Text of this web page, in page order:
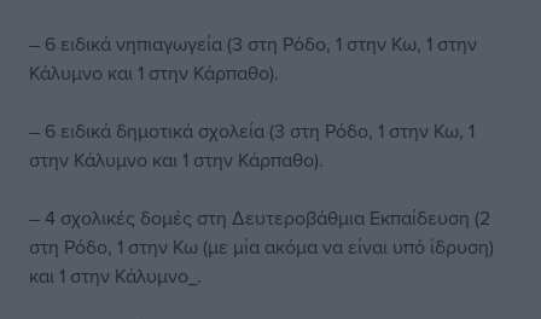
– 6 ειδικά νηπιαγωγεία (3 στη Ρόδο, 1 στην Κω, 1 στην
Κάλυμνο και 1 στην Κάρπαθο).
– 6 ειδικά δημοτικά σχολεία (3 στη Ρόδο, 1 στην Κω, 1
στην Κάλυμνο και 1 στην Κάρπαθο).
– 4 σχολικές δομές στη Δευτεροβάθμια Εκπαίδευση (2
στη Ρόδο, 1 στην Κω (με μία ακόμα να είναι υπό ίδρυση)
και 1 στην Κάλυμνο_.